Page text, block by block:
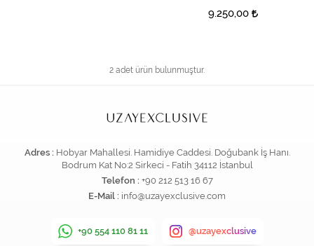
9.250,00
2 adet ürün bulunmuştur.
Adres : Hobyar Mahallesi. Hamidiye Caddesi. Doğubank İş Hanı.
Bodrum Kat No:2 Sirkeci - Fatih 34112 İstanbul
Telefon : +90 212 513 16 67
E-Mail : info@uzayexclusive.com
+90 554 110 81 11 @uzayexclusive